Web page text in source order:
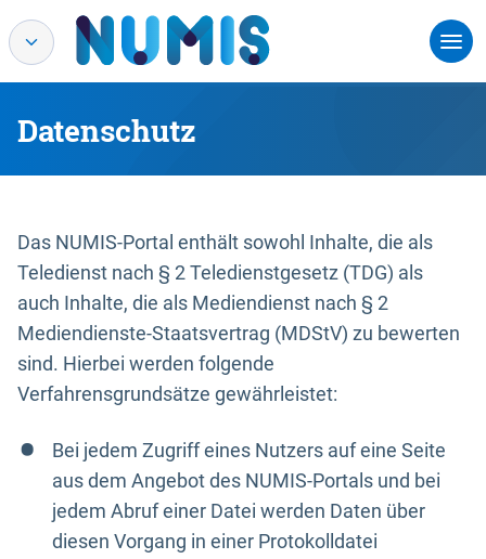
Datenschutz
Das NUMIS-Portal enthält sowohl Inhalte, die als
Teledienst nach § 2 Teledienstgesetz (TDG) als
auch Inhalte, die als Mediendienst nach § 2
Mediendienste-Staatsvertrag (MDStV) zu bewerten
sind. Hierbei werden folgende
Verfahrensgrundsätze gewährleistet:
Bei jedem Zugriff eines Nutzers auf eine Seite
aus dem Angebot des NUMIS-Portals und bei
jedem Abruf einer Datei werden Daten über
diesen Vorgang in einer Protokolldatei